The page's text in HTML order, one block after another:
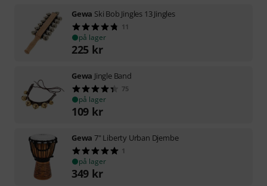
Gewa Ski Bob Jingles 13 Jingles
11
på lager
225 kr
Gewa Jingle Band
75
på lager
109 kr
Gewa 7" Liberty Urban Djembe
1
på lager
349 kr